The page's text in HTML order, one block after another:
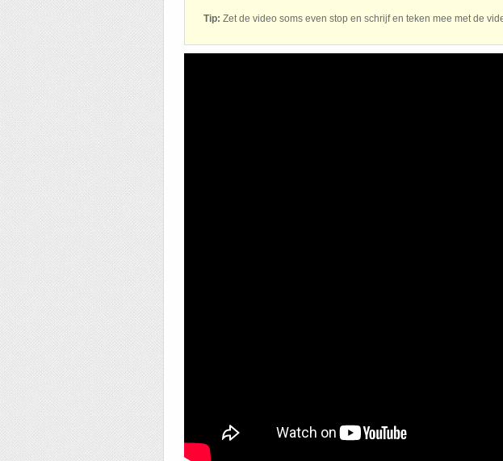
Tip: Zet de video soms even stop en schrijf en teken mee met de